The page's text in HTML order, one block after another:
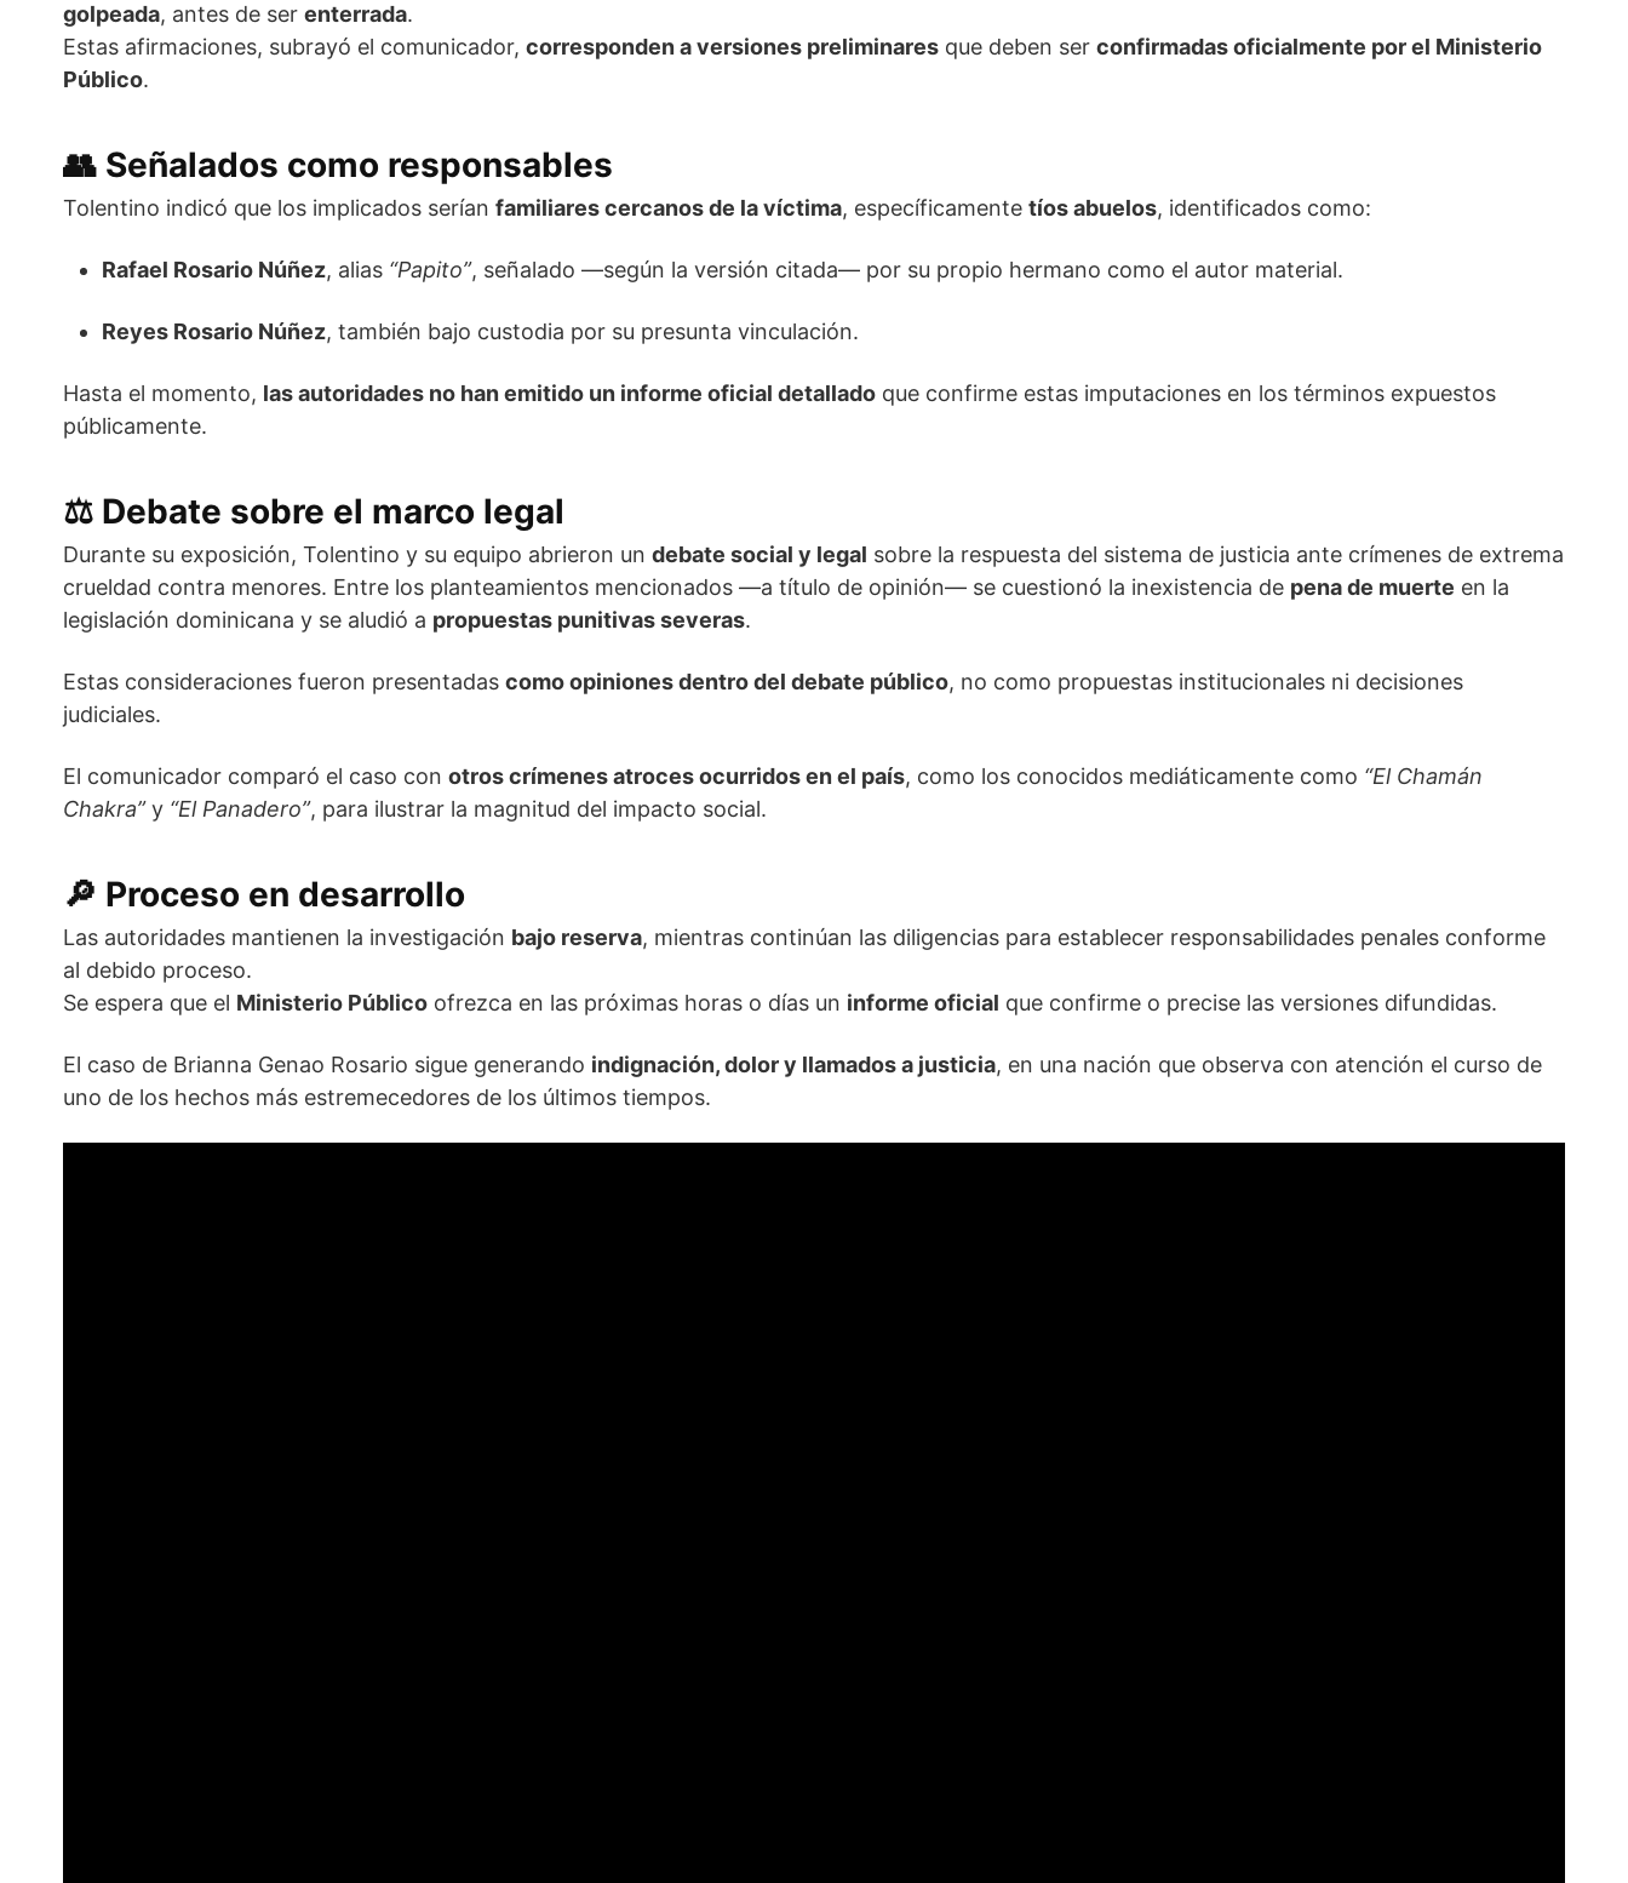
golpeada, antes de ser enterrada.
Estas afirmaciones, subrayó el comunicador, corresponden a versiones preliminares que deben ser confirmadas oficialmente por el Ministerio
Público.
👥 Señalados como responsables
Tolentino indicó que los implicados serían familiares cercanos de la víctima, específicamente tíos abuelos, identificados como:
Rafael Rosario Núñez, alias “Papito”, señalado —según la versión citada— por su propio hermano como el autor material.
Reyes Rosario Núñez, también bajo custodia por su presunta vinculación.
Hasta el momento, las autoridades no han emitido un informe oficial detallado que confirme estas imputaciones en los términos expuestos
públicamente.
⚖️ Debate sobre el marco legal
Durante su exposición, Tolentino y su equipo abrieron un debate social y legal sobre la respuesta del sistema de justicia ante crímenes de extrema
crueldad contra menores. Entre los planteamientos mencionados —a título de opinión— se cuestionó la inexistencia de pena de muerte en la
legislación dominicana y se aludió a propuestas punitivas severas.
Estas consideraciones fueron presentadas como opiniones dentro del debate público, no como propuestas institucionales ni decisiones
judiciales.
El comunicador comparó el caso con otros crímenes atroces ocurridos en el país, como los conocidos mediáticamente como “El Chamán
Chakra”y “El Panadero”, para ilustrar la magnitud del impacto social.
🔎 Proceso en desarrollo
Las autoridades mantienen la investigación bajo reserva, mientras continúan las diligencias para establecer responsabilidades penales conforme
al debido proceso.
Se espera que el Ministerio Público ofrezca en las próximas horas o días un informe oficial que confirme o precise las versiones difundidas.
El caso de Brianna Genao Rosario sigue generando indignación, dolor y llamados a justicia, en una nación que observa con atención el curso de
uno de los hechos más estremecedores de los últimos tiempos.